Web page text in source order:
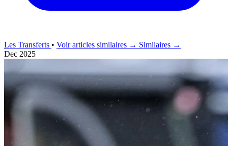
Les Transferts • Voir articles similaires → Similaires →
Dec 2025